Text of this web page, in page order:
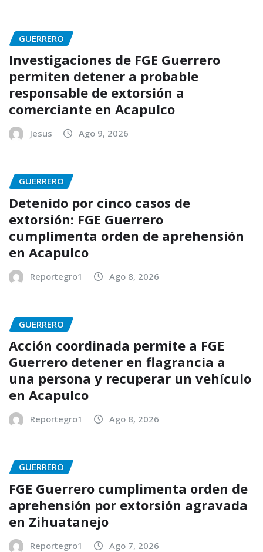
GUERRERO
Investigaciones de FGE Guerrero
permiten detener a probable
responsable de extorsión a
comerciante en Acapulco
Jesus Ago 9, 2026
GUERRERO
Detenido por cinco casos de
extorsión: FGE Guerrero
cumplimenta orden de aprehensión
en Acapulco
Reportegro1 Ago 8, 2026
GUERRERO
Acción coordinada permite a FGE
Guerrero detener en flagrancia a
una persona y recuperar un vehículo
en Acapulco
Reportegro1 Ago 8, 2026
GUERRERO
FGE Guerrero cumplimenta orden de
aprehensión por extorsión agravada
en Zihuatanejo
Reportegro1 Ago 7, 2026